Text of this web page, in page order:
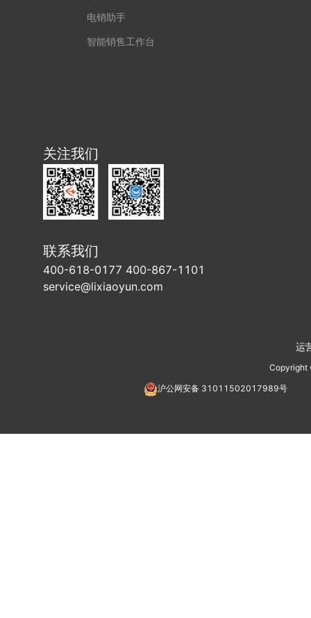
电销助手
智能销售工作台
关注我们
联系我们
400-618-0177 400-867-1101
service@lixiaoyun.com
运
沪公网安备 31011502017989号